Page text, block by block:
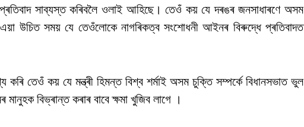
সাব্যস্ত কৰিবলৈ ওলাই আহিছে। তেওঁ কয় যে দৰঙৰ জনসাধাৰণে অসম
উচিত সময় যে তেওঁলোকে নাগৰিকত্ব সংশোধনী আইনৰ বিৰুদ্ধে প্ৰতিবাদত
কৰি তেওঁ কয় যে মন্ত্ৰী হিমন্ত বিশ্ব শৰ্মাই অসম চুক্তি‌ সম্পৰ্কে বিধানসভাত ভুল
বিভ্ৰান্ত কৰাৰ বাবে ক্ষমা খুজিব লাগে ।